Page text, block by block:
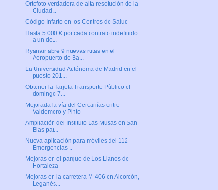
Ortofoto verdadera de alta resolución de la
Ciudad...
Código Infarto en los Centros de Salud
Hasta 5.000 € por cada contrato indefinido
a un de...
Ryanair abre 9 nuevas rutas en el
Aeropuerto de Ba...
La Universidad Autónoma de Madrid en el
puesto 201...
Obtener la Tarjeta Transporte Público el
domingo 7...
Mejorada la vía del Cercanías entre
Valdemoro y Pinto
Ampliación del Instituto Las Musas en San
Blas par...
Nueva aplicación para móviles del 112
Emergencias ...
Mejoras en el parque de Los Llanos de
Hortaleza
Mejoras en la carretera M-406 en Alcorcón,
Leganés...